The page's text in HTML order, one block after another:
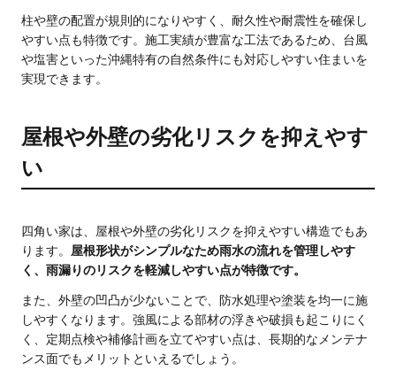
柱や壁の配置が規則的になりやすく、耐久性や耐震性を確保し
やすい点も特徴です。施工実績が豊富な工法であるため、台風
や塩害といった沖縄特有の自然条件にも対応しやすい住まいを
実現できます。
屋根や外壁の劣化リスクを抑えやす
い
四角い家は、屋根や外壁の劣化リスクを抑えやすい構造でもあ
ります。 屋根形状がシンプルなため雨水の流れを管理しやす
く、雨漏りのリスクを軽減しやすい点が特徴です。
また、外壁の凹凸が少ないことで、防水処理や塗装を均一に施
しやすくなります。強風による部材の浮きや破損も起こりにく
く、定期点検や補修計画を立てやすい点は、長期的なメンテナ
ンス面でもメリットといえるでしょう。